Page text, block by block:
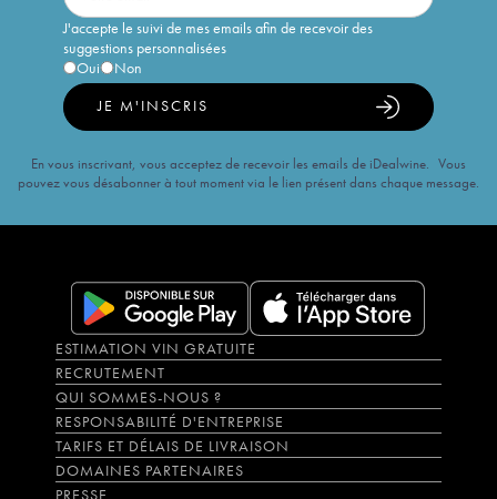
J'accepte le suivi de mes emails afin de recevoir des
suggestions personnalisées
Oui
Non
JE M'INSCRIS
En vous inscrivant, vous acceptez de recevoir les emails de iDealwine. Vous
pouvez vous désabonner à tout moment via le lien présent dans chaque message.
ESTIMATION VIN GRATUITE
RECRUTEMENT
QUI SOMMES-NOUS ?
RESPONSABILITÉ D'ENTREPRISE
TARIFS ET DÉLAIS DE LIVRAISON
DOMAINES PARTENAIRES
PRESSE